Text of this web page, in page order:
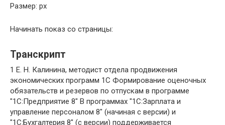
Размер: px
Начинать показ со страницы:
Транскрипт
1 Е. Н. Калинина, методист отдела продвижения
экономических программ 1С Формирование оценочных
обязательств и резервов по отпускам в программе
"1С:Предприятие 8" В программах "1С:Зарплата и
управление персоналом 8" (начиная с версии) и
"1С:Бухгалтерия 8" (с версии) поддерживается